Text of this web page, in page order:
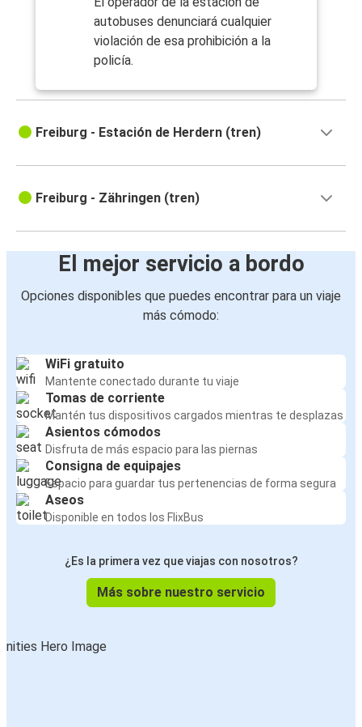
autobuses denunciará cualquier
violación de esa prohibición a la
policía.
Freiburg - Estación de Herdern (tren)
Freiburg - Zähringen (tren)
El mejor servicio a bordo
Opciones disponibles que puedes encontrar para un viaje
más cómodo:
WiFi gratuito
Mantente conectado durante tu viaje
Tomas de corriente
Mantén tus dispositivos cargados mientras te desplazas
Asientos cómodos
Disfruta de más espacio para las piernas
Consigna de equipajes
Espacio para guardar tus pertenencias de forma segura
Aseos
Disponible en todos los FlixBus
¿Es la primera vez que viajas con nosotros?
Más sobre nuestro servicio